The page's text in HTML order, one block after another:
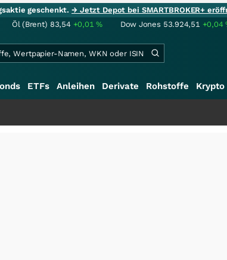
geschenkt.→ Jetzt Depot bei SMARTBROKER+
Öl (Brent) 83,54 +0,01% Dow Jones 53.924,51 +0,04
ETFs Anleihen Derivate Rohstoffe Krypto